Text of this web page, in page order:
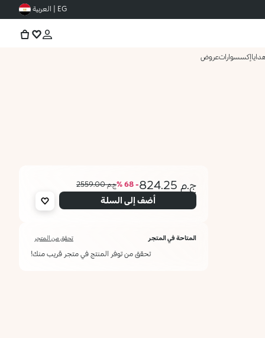
EG | العربية
إكسسواراتعروض
ج.م 824.25 - 68 % ج.م 2559.00
أضف إلى السلة
المتاحة في المتجر تحقق من المتجر
تحقق من توفر المنتج في متجر قريب منك!